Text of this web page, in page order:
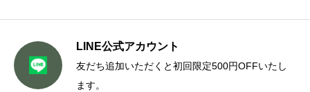
LINE公式アカウント
友だち追加いただくと初回限定500円OFFいたし
ます。